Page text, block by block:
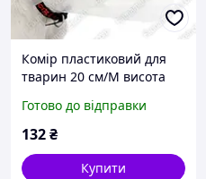
Комір пластиковий для
тварин 20 см/М висота
Готово до відправки
132₴
Купити